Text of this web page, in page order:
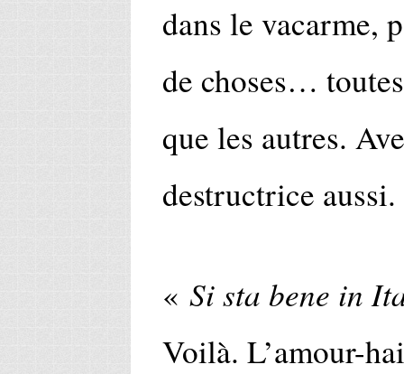
dans le vacarme,
de choses…
que les autres.
destructrice aussi.
« Si sta bene in
Voilà. L’amour-